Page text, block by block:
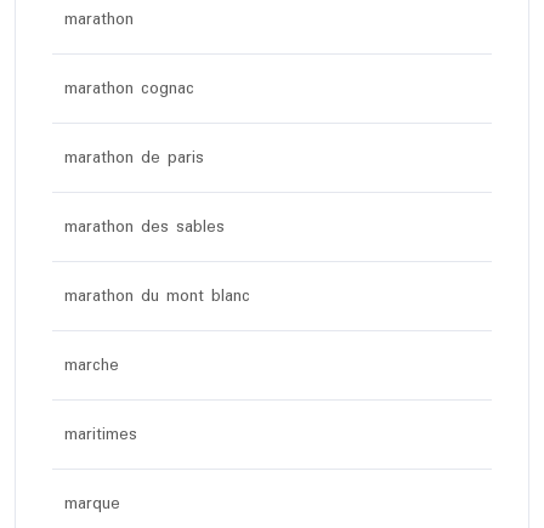
marathon
marathon cognac
marathon de paris
marathon des sables
marathon du mont blanc
marche
maritimes
marque